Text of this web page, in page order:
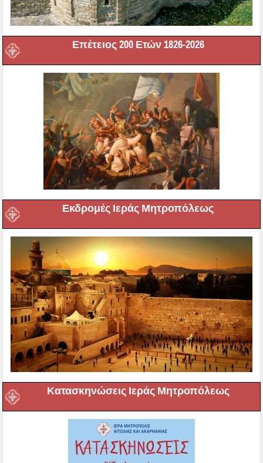
Επέτειος 200 Ετών 1826-2026
Εκδρομές Ιεράς Μητροπόλεως
Κατασκηνώσεις Ιεράς Μητροπόλεως